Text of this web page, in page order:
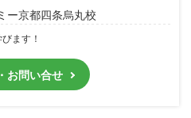
ー京都四条烏丸校
ます！
お問い合せ